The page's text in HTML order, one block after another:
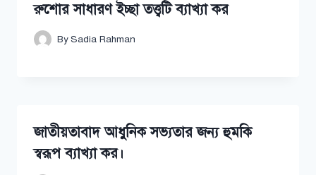
রুশোর সাধারণ ইচ্ছা তত্ত্বটি ব্যাখ্যা কর
BySadia Rahman
জাতীয়তাবাদ আধুনিক সভ্যতার জন্য হুমকি
স্বরূপ ব্যাখ্যা কর।